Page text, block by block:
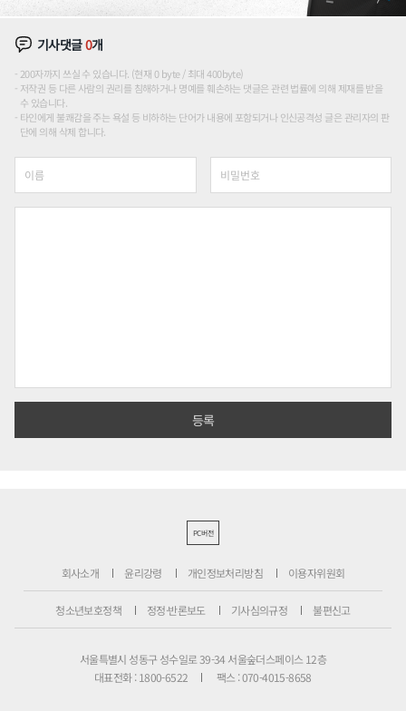
기사댓글0개
200자까지 쓰실 수 있습니다. (현재 0 byte / 최대 400byte)
저작권 등 다른 사람의 권리를 침해하거나 명예를 훼손하는 댓글은 관련 법률에 의해 제재를 받을
수 있습니다.
타인에게 불쾌감을 주는 욕설 등 비하하는 단어가 내용에 포함되거나 인신공격성 글은 관리자의 판
단에 의해 삭제 합니다.
PC버전
회사소개 윤리강령 개인정보처리방침 이용자위원회
청소년보호정책 정정·반론보도 기사심의규정 불편신고
서울특별시 성동구 성수일로 39-34 서울숲더스페이스 12층
대표전화 : 1800-6522
팩스 : 070-4015-8658